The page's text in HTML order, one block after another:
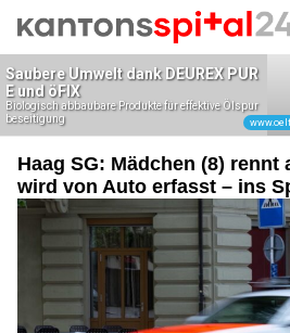
Haag SG: Mädchen (8) rennt
wird von Auto erfasst – ins